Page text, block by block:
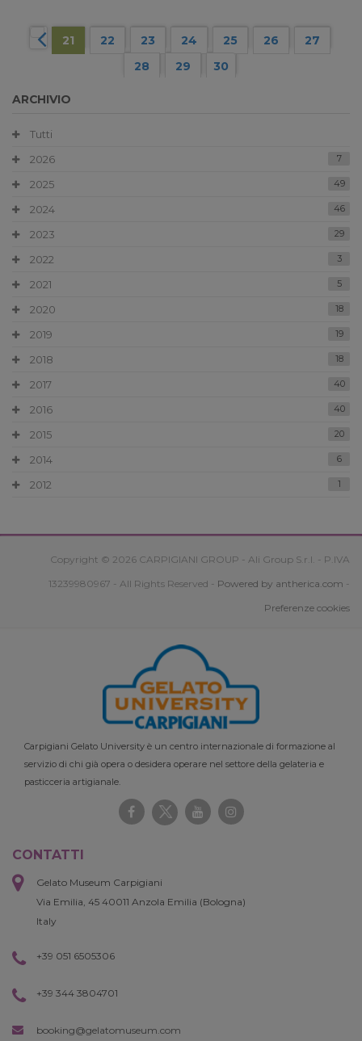
21 22 23 24 25 26
27
28
29 30
ARCHIVIO
Tutti
2026
7
2025 49
2024 46
2023 29
2022 3
2021 5
2020 18
2019 19
2018 18
2017 40
2016 40
2015 20
2014 6
2012 1
Copyright © 2026 CARPIGIANI GROUP - Ali Group S.r.l. - P.IVA
13239980967 - All Rights Reserved - Powered by antherica.com -
Preferenze cookies
Carpigiani Gelato University è un centro internazionale di formazione al
servizio di chi già opera o desidera operare nel settore della gelateria e
pasticceria artigianale.
CONTATTI
Gelato Museum Carpigiani
Via Emilia, 45 40011 Anzola Emilia (Bologna)
Italy
+39 051 6505306
+39 344 3804701
booking@gelatomuseum.com